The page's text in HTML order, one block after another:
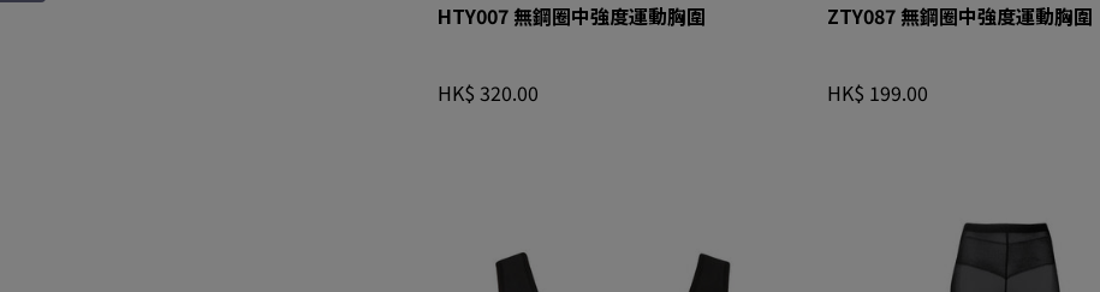
HTY007 無鋼圈中強度運動胸圍
HK$ 320.00
ZTY087 無鋼圈中強度運動胸圍
HK$ 199.00